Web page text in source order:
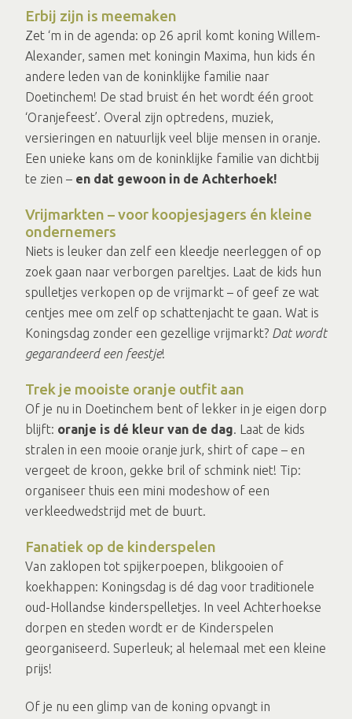
Erbij zijn is meemaken
Zet ‘m in de agenda: op 26 april komt koning Willem-
Alexander, samen met koningin Maxima, hun kids én
andere leden van de koninklijke familie naar
Doetinchem! De stad bruist én het wordt één groot
‘Oranjefeest’. Overal zijn optredens, muziek,
versieringen en natuurlijk veel blije mensen in oranje.
Een unieke kans om de koninklijke familie van dichtbij
te zien – en dat gewoon in de Achterhoek!
Vrijmarkten – voor koopjesjagers én kleine
ondernemers
Niets is leuker dan zelf een kleedje neerleggen of op
zoek gaan naar verborgen pareltjes. Laat de kids hun
spulletjes verkopen op de vrijmarkt – of geef ze wat
centjes mee om zelf op schattenjacht te gaan. Wat is
Koningsdag zonder een gezellige vrijmarkt? Dat wordt
gegarandeerd een feestje!
Trek je mooiste oranje outfit aan
Of je nu in Doetinchem bent of lekker in je eigen dorp
blijft: oranje is dé kleur van de dag. Laat de kids
stralen in een mooie oranje jurk, shirt of cape – en
vergeet de kroon, gekke bril of schmink niet! Tip:
organiseer thuis een mini modeshow of een
verkleedwedstrijd met de buurt.
Fanatiek op de kinderspelen
Van zaklopen tot spijkerpoepen, blikgooien of
koekhappen: Koningsdag is dé dag voor traditionele
oud-Hollandse kinderspelletjes. In veel Achterhoekse
dorpen en steden wordt er de Kinderspelen
georganiseerd. Superleuk; al helemaal met een kleine
prijs!
Of je nu een glimp van de koning opvangt in